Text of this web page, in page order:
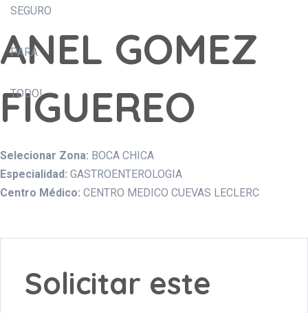
ANEL GOMEZ
FIGUEREO
Selecionar Zona: BOCA CHICA
Especialidad: GASTROENTEROLOGIA
Centro Médico: CENTRO MEDICO CUEVAS LECLERC
Solicitar este